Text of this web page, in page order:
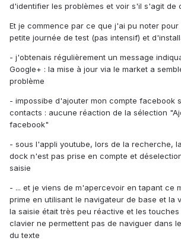
d'identifier les problèmes et voir s'il s'agit de
Et je commence par ce que j'ai pu noter
petite journée de test (pas intensif) et
- j'obtenais régulièrement un message
Google+ : la mise à jour via le market a
problème
- impossibe d'ajouter mon compte facebook
contacts : aucune réaction de la sélection
facebook"
- sous l'appli youtube, lors de la recherche,
dock n'est pas prise en compte et
saisie
- ... et je viens de m'apercevoir en tapant ce
prime en utilisant le navigateur de base et la
la saisie était très peu réactive et les
clavier ne permettent pas de naviguer dans
du texte